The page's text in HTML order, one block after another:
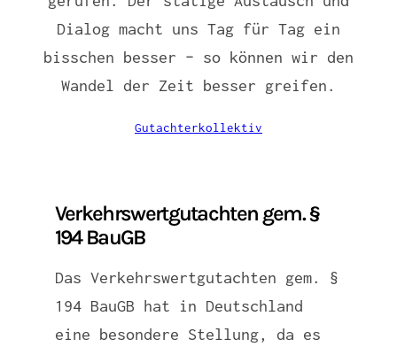
Dialog macht uns Tag für Tag ein
bisschen besser – so können wir den
Wandel der Zeit besser greifen.
Gutachterkollektiv
Verkehrswertgutachten gem. §
194 BauGB
Das Verkehrswertgutachten gem. §
194 BauGB hat in Deutschland
eine besondere Stellung, da es